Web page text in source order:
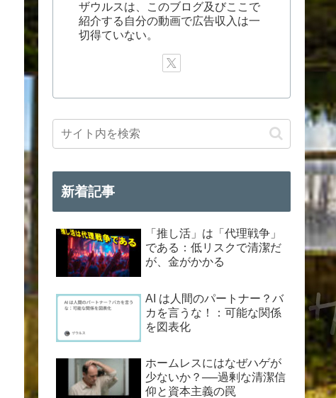
ザウルスは、このブログ及びここで
紹介する自分の動画で広告収入は一
切得ていない。
新着記事
「推し活」は「代理戦争」
である：低リスクで清潔だ
が、金がかかる
AI は人間のパートナー？バ
カを言うな！：可能な関係
を図表化
ホームレスにはなぜハゲが
少ないか？──過剰な清潔信
仰と資本主義の罠